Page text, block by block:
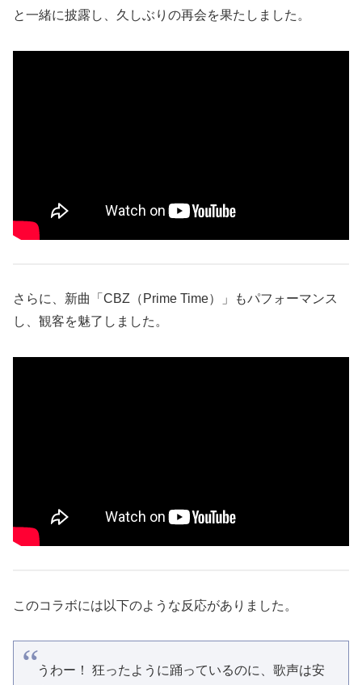
と一緒に披露し、久しぶりの再会を果たしました。
さらに、新曲「CBZ（Prime Time）」もパフォーマンス
し、観客を魅了しました。
このコラボには以下のような反応がありました。
うわー！ 狂ったように踊っているのに、歌声は安